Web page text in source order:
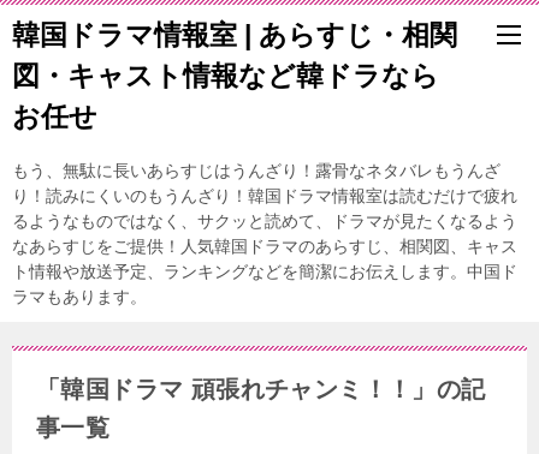
韓国ドラマ情報室 | あらすじ・相関
図・キャスト情報など韓ドラなら
お任せ
もう、無駄に長いあらすじはうんざり！露骨なネタバレもうんざ
り！読みにくいのもうんざり！韓国ドラマ情報室は読むだけで疲れ
るようなものではなく、サクッと読めて、ドラマが見たくなるよう
なあらすじをご提供！人気韓国ドラマのあらすじ、相関図、キャス
ト情報や放送予定、ランキングなどを簡潔にお伝えします。中国ド
ラマもあります。
「韓国ドラマ 頑張れチャンミ！！」の記
事一覧